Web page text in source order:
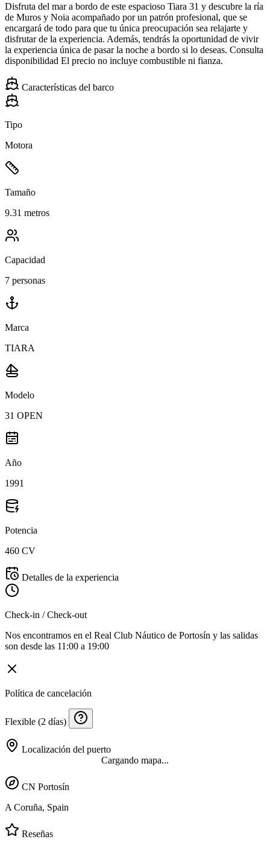
Disfruta del mar a bordo de este espacioso Tiara 31 y descubre la ría
de Muros y Noia acompañado por un patrón profesional, que se
encargará de todo para que tu única preocupación sea relajarte y
disfrutar de la experiencia. Además, tendrás la oportunidad de vivir
la experiencia única de pasar la noche a bordo si lo deseas. Consulta
disponibilidad El precio no incluye combustible ni fianza.
Características del barco
Tipo
Motora
Tamaño
9.31 metros
Capacidad
7 personas
Marca
TIARA
Modelo
31 OPEN
Año
1991
Potencia
460 CV
Detalles de la experiencia
Check-in / Check-out
Nos encontramos en el Real Club Náutico de Portosín y las salidas
son desde las 11:00 a 19:00
Política de cancelación
Flexible (2 días)
Localización del puerto
Cargando mapa...
CN Portosín
A Coruña, Spain
Reseñas